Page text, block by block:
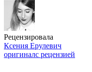
Рецензировала
Ксения Ерулевич
оригиналс рецензией